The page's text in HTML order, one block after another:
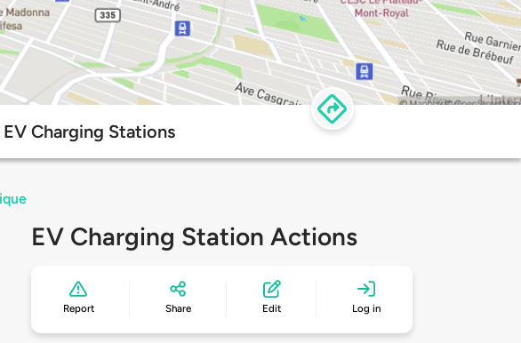
Charging Stations
EV Charging Station Actions
Report Share Edit Log in